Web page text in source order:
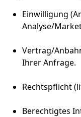
Einwilligung
Analyse/
Vertrag/
Ihrer Anfrage.
Rechtspflicht
Berechtigtes